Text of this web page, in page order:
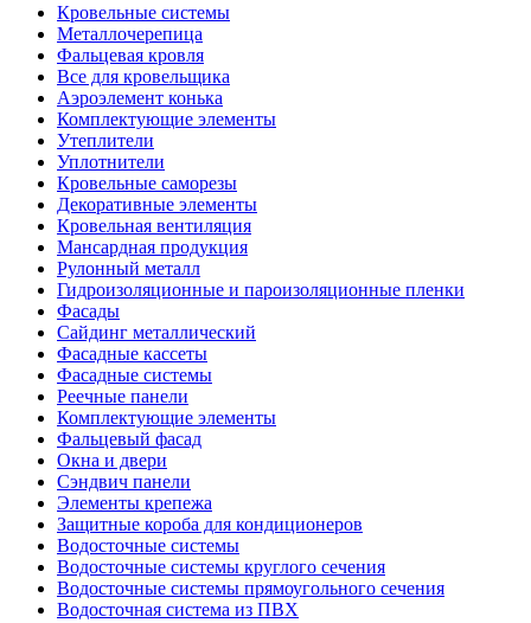
Кровельные системы
Металлочерепица
Фальцевая кровля
Все для кровельщика
Аэроэлемент конька
Комплектующие элементы
Утеплители
Уплотнители
Кровельные саморезы
Декоративные элементы
Кровельная вентиляция
Мансардная продукция
Рулонный металл
Гидроизоляционные и пароизоляционные пленки
Фасады
Сайдинг металлический
Фасадные кассеты
Фасадные системы
Реечные панели
Комплектующие элементы
Фальцевый фасад
Окна и двери
Сэндвич панели
Элементы крепежа
Защитные короба для кондиционеров
Водосточные системы
Водосточные системы круглого сечения
Водосточные системы прямоугольного сечения
Водосточная система из ПВХ